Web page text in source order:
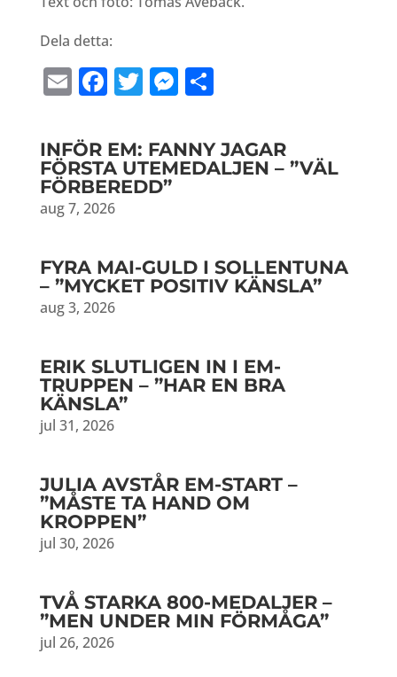
Dela detta:
EmailFacebook
Twitter
Messenger
Dela
INFÖR EM: FANNY JAGAR
FÖRSTA UTEMEDALJEN – ”VÄL
FÖRBEREDD”
aug 7, 2026
FYRA MAI-GULD I SOLLENTUNA
– ”MYCKET POSITIV KÄNSLA”
aug 3, 2026
ERIK SLUTLIGEN IN I EM-
TRUPPEN – ”HAR EN BRA
KÄNSLA”
jul 31, 2026
JULIA AVSTÅR EM-START –
”MÅSTE TA HAND OM
KROPPEN”
jul 30, 2026
TVÅ STARKA 800-MEDALJER –
”MEN UNDER MIN FÖRMÅGA”
jul 26, 2026